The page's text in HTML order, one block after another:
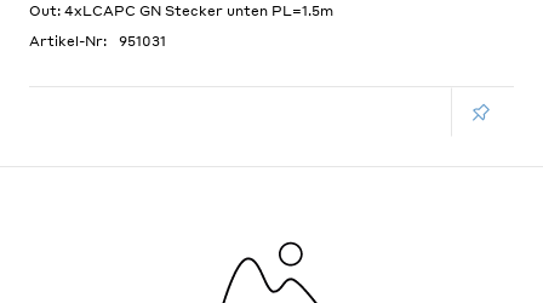
Out: 4xLCAPC GN Stecker unten PL=1.5m
Artikel-Nr:
951031